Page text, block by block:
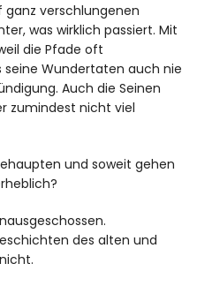
verschlungenen
was wirklich passiert. Mit
die Pfade oft
seine Wundertaten auch nie
Auch die Seinen
zumindest nicht viel
und soweit gehen
des alten und